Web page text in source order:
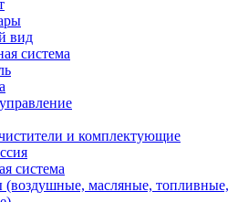
вид
система
и комплектующие
система
(воздушные, масляные, топливные,